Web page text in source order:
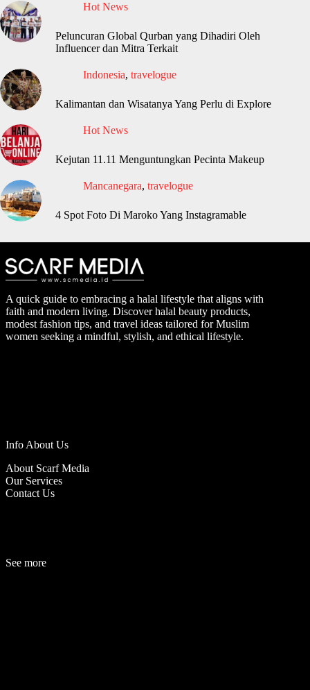
Hot News
Peluncuran Global Qurban yang Dihadiri Oleh
Influencer dan Mitra Terkait
Indonesia, travelogue
Kalimantan dan Wisatanya Yang Perlu di Explore
Hot News
Kejutan 11.11 Menguntungkan Pecinta Makeup
Mancanegara, travelogue
4 Spot Foto Di Maroko Yang Instagramable
A quick guide to embracing a halal lifestyle that aligns with
faith and modern living. Discover halal beauty products,
modest fashion tips, and travel ideas tailored for Muslim
women seeking a mindful, stylish, and ethical lifestyle.
Info About Us
About Scarf Media
Our Services
Contact Us
See more